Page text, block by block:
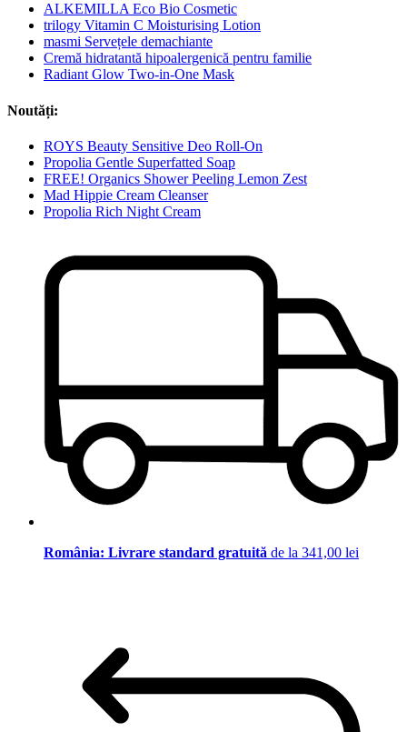
ALKEMILLA Eco Bio Cosmetic
trilogy Vitamin C Moisturising Lotion
masmi Servețele demachiante
Cremă hidratantă hipoalergenică pentru familie
Radiant Glow Two-in-One Mask
Noutăți:
ROYS Beauty Sensitive Deo Roll-On
Propolia Gentle Superfatted Soap
FREE! Organics Shower Peeling Lemon Zest
Mad Hippie Cream Cleanser
Propolia Rich Night Cream
România: Livrare standard gratuită de la 341,00 lei